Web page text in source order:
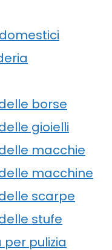
borse
gioielli
macchie
macchine
scarpe
stufe
pulizia